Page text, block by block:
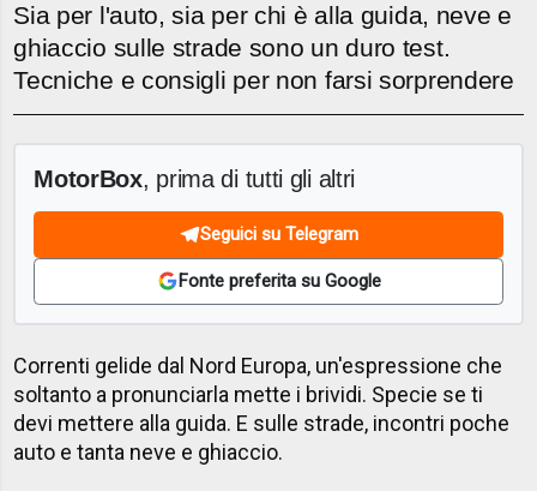
Sia per l'auto, sia per chi è alla guida, neve e
ghiaccio sulle strade sono un duro test.
Tecniche e consigli per non farsi sorprendere
MotorBox, prima di tutti gli altri
Seguici su Telegram
Fonte preferita su Google
Correnti gelide dal Nord Europa, un'espressione che
soltanto a pronunciarla mette i brividi. Specie se ti
devi mettere alla guida. E sulle strade, incontri poche
auto e tanta neve e ghiaccio.